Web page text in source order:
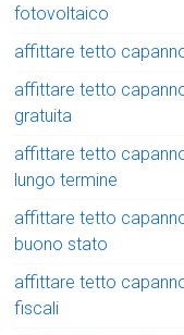
fotovoltaico
affittare tetto
affittare tetto
gratuita
affittare tetto
lungo termine
affittare tetto
buono stato
affittare tetto
fiscali